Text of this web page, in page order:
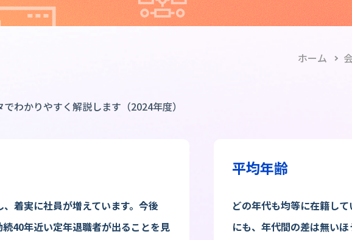
ホーム
でわかりやすく解説します（2024年度）
着実に社員が増えています。今後
40年近い定年退職者が出ることを見
平均年齢
どの年代も均等に在籍し
にも、年代間の差は無い